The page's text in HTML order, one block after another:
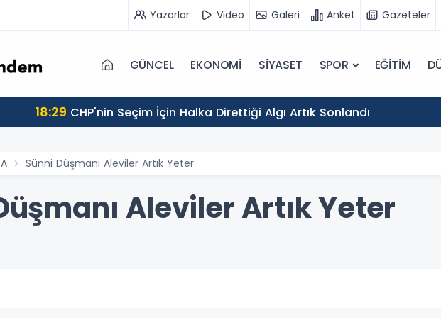
Yazarlar Video Galeri Anket Gazeteler
GÜNCEL EKONOMİ SİYASET SPOR EĞİTİM
18:29 CHP'nin Seçim İçin Halka Direttiği Algı Artık Sonlandı
Sünni Düşmanı Aleviler Artık Yeter
Aleviler Artık Yeter